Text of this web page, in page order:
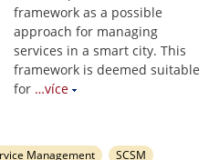
framework as a possible
approach for managing
services in a smart city. This
framework is deemed suitable
for …více
Management
SCSM